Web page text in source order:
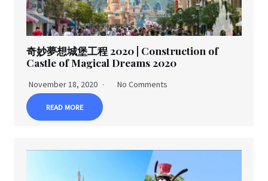
奇妙夢想城堡工程 2020 | Construction of
Castle of Magical Dreams 2020
November 18, 2020 No Comments
READ MORE